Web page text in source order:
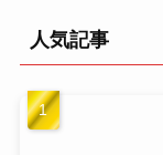
人気記事